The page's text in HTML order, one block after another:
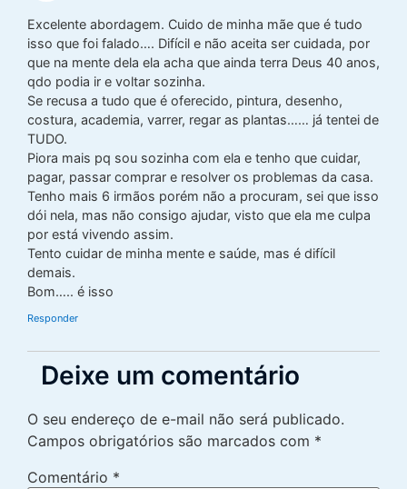
Excelente abordagem. Cuido de minha mãe que é tudo
isso que foi falado…. Difícil e não aceita ser cuidada, por
que na mente dela ela acha que ainda terra Deus 40 anos,
qdo podia ir e voltar sozinha.
Se recusa a tudo que é oferecido, pintura, desenho,
costura, academia, varrer, regar as plantas…… já tentei de
TUDO.
Piora mais pq sou sozinha com ela e tenho que cuidar,
pagar, passar comprar e resolver os problemas da casa.
Tenho mais 6 irmãos porém não a procuram, sei que isso
dói nela, mas não consigo ajudar, visto que ela me culpa
por está vivendo assim.
Tento cuidar de minha mente e saúde, mas é difícil
demais.
Bom….. é isso
Responder
Deixe um comentário
O seu endereço de e-mail não será publicado.
Campos obrigatórios são marcados com *
Comentário *